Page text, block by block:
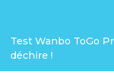
Test Wanbo ToGo
déchire !